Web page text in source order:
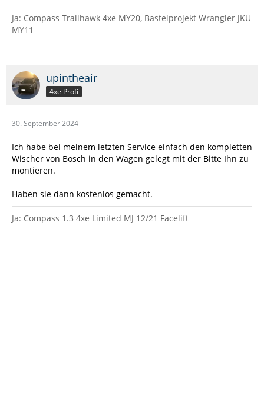
Ja: Compass Trailhawk 4xe MY20, Bastelprojekt Wrangler JKU
MY11
upintheair
4xe Profi
30. September 2024
Ich habe bei meinem letzten Service einfach den kompletten
Wischer von Bosch in den Wagen gelegt mit der Bitte Ihn zu
montieren.
Haben sie dann kostenlos gemacht.
Ja: Compass 1.3 4xe Limited MJ 12/21 Facelift